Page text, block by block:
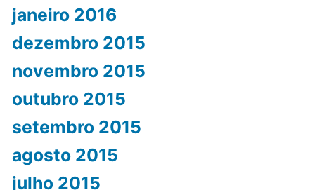
janeiro 2016
dezembro 2015
novembro 2015
outubro 2015
setembro 2015
agosto 2015
julho 2015